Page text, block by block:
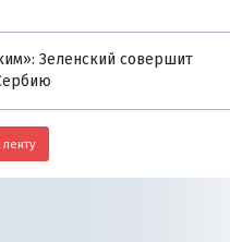
Зеленский совершит